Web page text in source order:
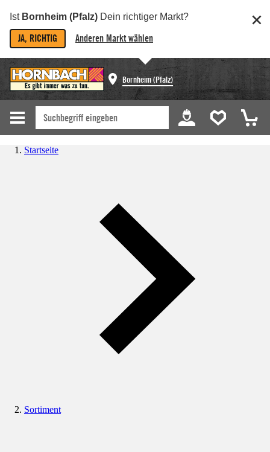
Ist Bornheim (Pfalz) Dein richtiger Markt?
JA, RICHTIG Anderen Markt wählen
Bornheim (Pfalz)
Startseite
Sortiment